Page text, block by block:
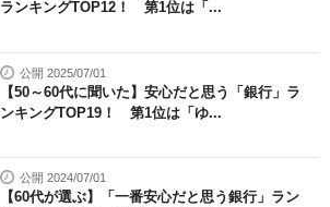
ランキングTOP12！ 第1位は「...
公開 2025/07/01
【50～60代に聞いた】安心だと思う「銀行」ラ
ンキングTOP19！ 第1位は「ゆ...
公開 2024/07/01
【60代が選ぶ】「一番安心だと思う銀行」ラン